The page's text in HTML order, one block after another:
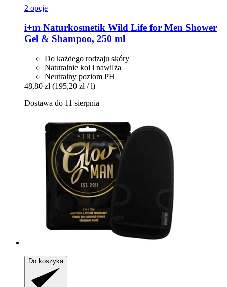
2 opcje
i+m Naturkosmetik Wild Life for Men Shower
Gel & Shampoo, 250 ml
Do każdego rodzaju skóry
Naturalnie koi i nawilża
Neutralny poziom PH
48,80 zł (195,20 zł / l)
Dostawa do 11 sierpnia
Do koszyka